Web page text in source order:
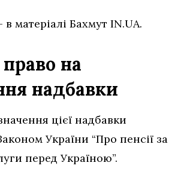
матеріалі Бахмут IN.UA.
на
надбавки
цієї надбавки
України “Про пенсії за
перед Україною”.